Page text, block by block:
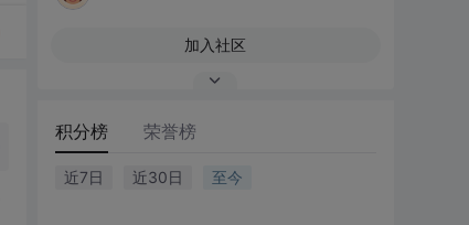
加入社区
积分榜 荣誉榜
近7日 近30日 至今